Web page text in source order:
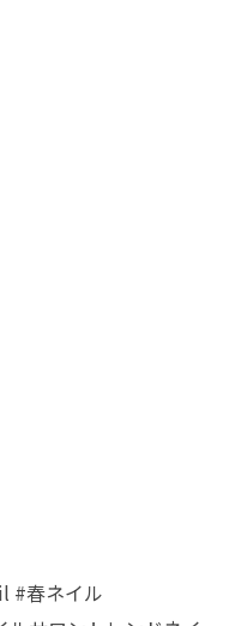
#春ネイル